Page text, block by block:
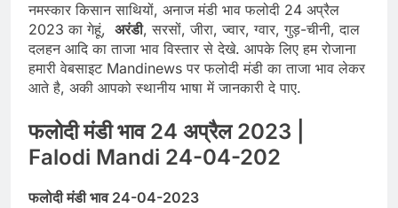
नमस्कार किसान साथियों, अनाज मंडी भाव फलोदी 24 अप्रैल
2023 का गेहूं, अरंडी, सरसों, जीरा, ज्वार, ग्वार, गुड़-चीनी, दाल
दलहन आदि का ताजा भाव विस्तार से देखे. आपके लिए हम रोजाना
हमारी वेबसाइट Mandinews पर फलोदी मंडी का ताजा भाव लेकर
आते है, अकी आपको स्थानीय भाषा में जानकारी दे पाए.
फलोदी मंडी भाव 24 अप्रैल 2023 |
Falodi Mandi 24-04-202
फलोदी मंडी भाव 24-04-2023